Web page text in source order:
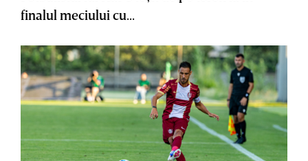
finalul meciului cu...